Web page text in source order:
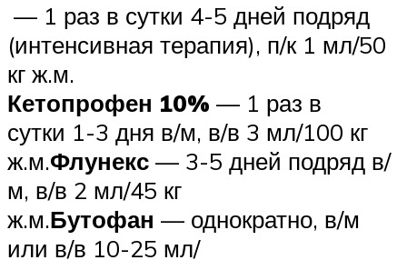
— 1 раз в сутки 4-5 дней подряд
(интенсивная терапия), п/к 1 мл/50
кг ж.м.
Кетопрофен 10% — 1 раз в
сутки 1-3 дня в/м, в/в 3 мл/100 кг
ж.м.Флунекс — 3-5 дней подряд в/
м, в/в 2 мл/45 кг
ж.м.Бутофан — однократно, в/м
или в/в 10-25 мл/